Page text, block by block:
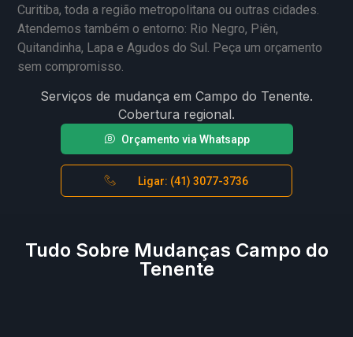
Curitiba, toda a região metropolitana ou outras cidades.
Atendemos também o entorno: Rio Negro, Piên,
Quitandinha, Lapa e Agudos do Sul. Peça um orçamento
sem compromisso.
Serviços de mudança em Campo do Tenente.
Cobertura regional.
Orçamento via Whatsapp
Ligar: (41) 3077-3736
Tudo Sobre Mudanças Campo do
Tenente